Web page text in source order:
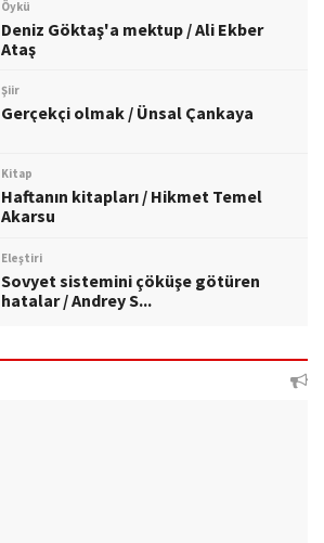
Öykü
Deniz Göktaş'a mektup / Ali Ekber
Ataş
Şiir
Gerçekçi olmak / Ünsal Çankaya
Kitap
Haftanın kitapları / Hikmet Temel
Akarsu
Eleştiri
Sovyet sistemini çöküşe götüren
hatalar / Andrey S...